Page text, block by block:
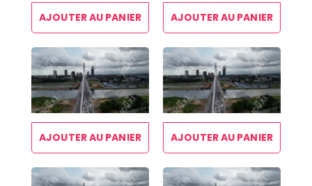
AJOUTER AU PANIER AJOUTER AU PANIER
AJOUTER AU PANIER AJOUTER AU PANIER